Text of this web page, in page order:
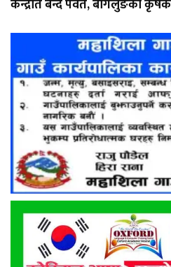
केन्द्रीत बन्दै पर्वत, बागलुङका कृषक